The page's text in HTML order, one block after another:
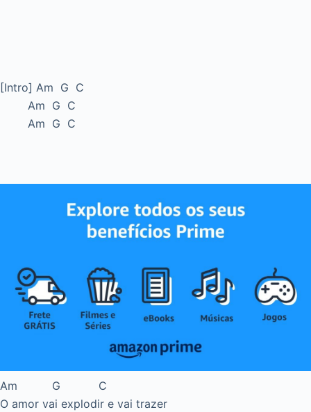
[Intro] Am G C
Am G C
Am G C
Am G C
O amor vai explodir e vai trazer